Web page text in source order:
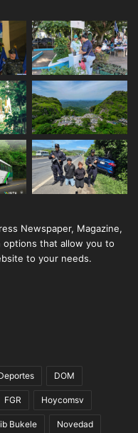
Newspaper, Magazine,
options that allow you to
to your needs.
DOM
FGR Hoycomsv
Bukele Novedad